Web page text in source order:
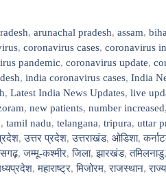
,arunachal pradesh,assam,
, coronavirus cases, coronavirus
pandemic, coronavirus update,
, india coronavirus cases, India
, Latest India News Updates, live
, new patients, number increased,
, tamil nadu, telangana, tripura, uttar
,उत्तर प्रदेश,उत्तराखंड, ओडिशा,
,जम्मू-कश्मीर,जिला,झारखंड,तमिलनाडु
,महाराष्ट्र,मिजोरम,राजस्थान,राज्य